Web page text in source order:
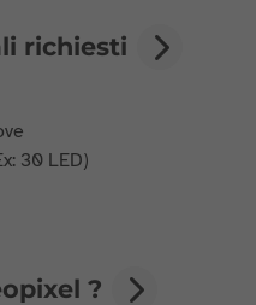
richiesti
30 LED)
?